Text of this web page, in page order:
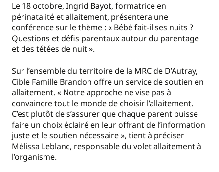
Le 18 octobre, Ingrid Bayot, formatrice en
périnatalité et allaitement, présentera une
conférence sur le thème : « Bébé fait-il ses nuits ?
Questions et défis parentaux autour du parentage
et des tétées de nuit ».
Sur l’ensemble du territoire de la MRC de D’Autray,
Cible Famille Brandon offre un service de soutien en
allaitement. « Notre approche ne vise pas à
convaincre tout le monde de choisir l’allaitement.
C’est plutôt de s’assurer que chaque parent puisse
faire un choix éclairé en leur offrant de l’information
juste et le soutien nécessaire », tient à préciser
Mélissa Leblanc, responsable du volet allaitement à
l’organisme.